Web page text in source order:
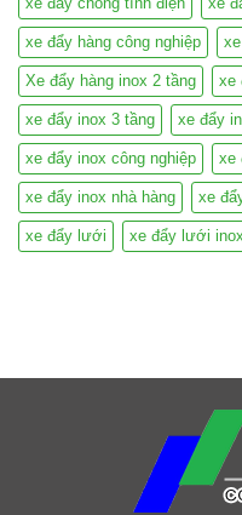
xe đẩy hàng công nghiệp
Xe đẩy hàng inox 2 tầng xe
xe đẩy inox 3 tầng xe đẩy
xe đẩy inox công nghiệp xe
xe đẩy inox nhà hàng xe
xe đẩy lưới xe đẩy lưới inox